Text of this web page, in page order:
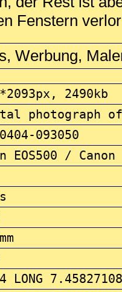
Fenstern
Werbung,
2490kb
photograph
093050
EOS500 / Canon
LONG